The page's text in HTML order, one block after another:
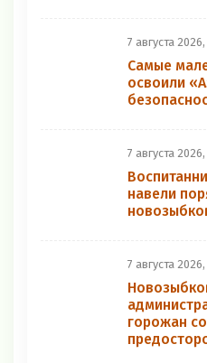
7 августа 2026,
Самые
освоили
7 августа
навели
7 августа
горожан